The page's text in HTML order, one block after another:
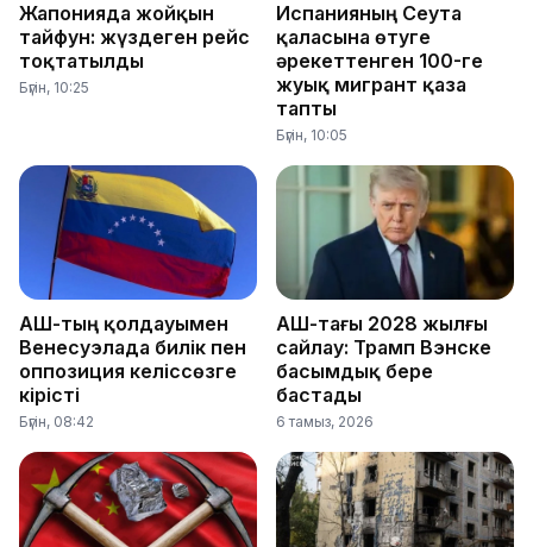
Жапонияда жойқын
тайфун: жүздеген рейс
тоқтатылды
Бүгін, 10:25
Испанияның Сеута
қаласына өтуге
әрекеттенген 100-ге
жуық мигрант қаза
тапты
Бүгін, 10:05
АҚШ-тың қолдауымен
Венесуэлада билік пен
оппозиция келіссөзге
кірісті
Бүгін, 08:42
АҚШ-тағы 2028 жылғы
сайлау: Трамп Вэнске
басымдық бере
бастады
6 тамыз, 2026